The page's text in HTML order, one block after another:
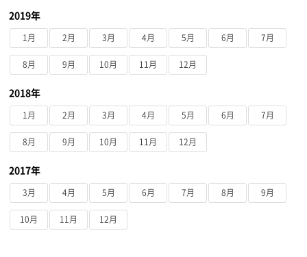
2019年
1月 2月 3月 4月 5月 6月 7月
8月 9月 10月 11月 12月
2018年
1月 2月 3月 4月 5月 6月 7月
8月 9月 10月 11月 12月
2017年
3月 4月 5月 6月 7月 8月 9月
10月 11月 12月